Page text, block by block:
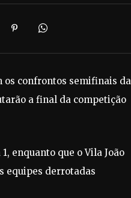
os confrontos semifinais da
a final da competição
enquanto que o Vila João
equipes derrotadas